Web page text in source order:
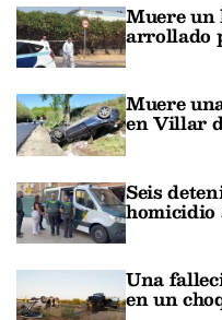
Muere un
arrollado
Muere
en Villar
Seis
homicidio
Una
en un